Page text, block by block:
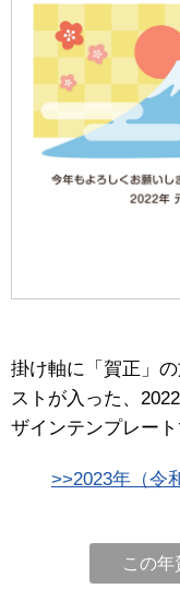
掛け軸に「賀正」
ストが入った、
ザインテンプレート
>>2023年（令
この年